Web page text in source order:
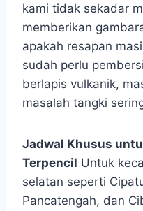
kami tidak sekadar
memberikan
apakah resapan
sudah perlu
berlapis vulkanik,
masalah tangki
Jadwal Khusus
Terpencil Untuk
selatan seperti
Pancatengah, dan